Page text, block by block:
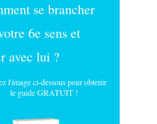
se brancher
6e sens et
avec lui ?
l'image ci-dessous pour obtenir
le guide GRATUIT !